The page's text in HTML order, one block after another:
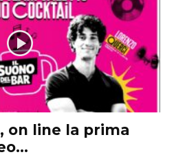
on line la prima